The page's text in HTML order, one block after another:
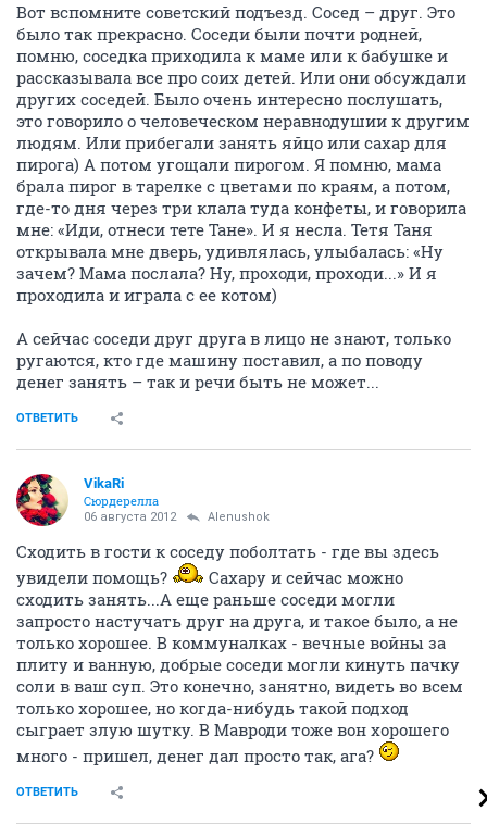
Вот вспомните советский подъезд. Сосед – друг. Это
было так прекрасно. Соседи были почти родней,
помню, соседка приходила к маме или к бабушке и
рассказывала все про соих детей. Или они обсуждали
других соседей. Было очень интересно послушать,
это говорило о человеческом неравнодушии к другим
людям. Или прибегали занять яйцо или сахар для
пирога) А потом угощали пирогом. Я помню, мама
брала пирог в тарелке с цветами по краям, а потом,
где-то дня через три клала туда конфеты, и говорила
мне: «Иди, отнеси тете Тане». И я несла. Тетя Таня
открывала мне дверь, удивлялась, улыбалась: «Ну
зачем? Мама послала? Ну, проходи, проходи...» И я
проходила и играла с ее котом)
А сейчас соседи друг друга в лицо не знают, только
ругаются, кто где машину поставил, а по поводу
денег занять – так и речи быть не может...
ОТВЕТИТЬ
VikaRi
Сюрдерелла
06 августа 2012 Alenushok
Сходить в гости к соседу поболтать - где вы здесь
увидели помощь?
Сахару и сейчас можно
сходить занять...А еще раньше соседи могли
запросто настучать друг на друга, и такое было, а не
только хорошее. В коммуналках - вечные войны за
плиту и ванную, добрые соседи могли кинуть пачку
соли в ваш суп. Это конечно, занятно, видеть во всем
только хорошее, но когда-нибудь такой подход
сыграет злую шутку. В Мавроди тоже вон хорошего
много - пришел, денег дал просто так, ага?
ОТВЕТИТЬ